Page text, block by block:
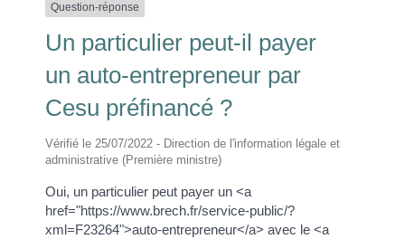
Question-réponse
Un particulier peut-il payer
un auto-entrepreneur par
Cesu préfinancé ?
Vérifié le 25/07/2022 - Direction de l'information légale et
administrative (Première ministre)
Oui, un particulier peut payer un <a
href="https://www.brech.fr/service-public/?
xml=F23264">auto-entrepreneur</a> avec le <a